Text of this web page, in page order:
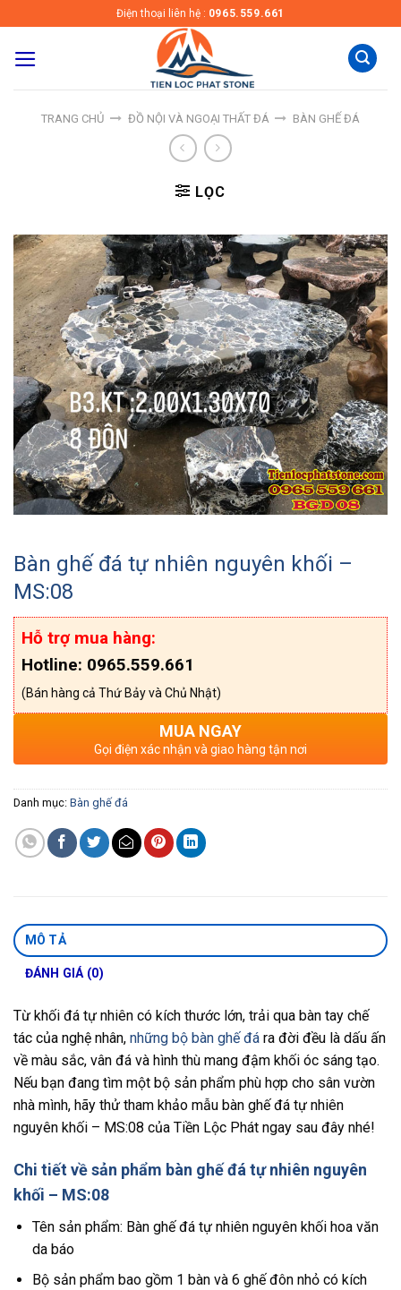
to
content
Điện thoại liên hệ : 0965.559.661
TRANG CHỦ ĐỒ NỘI VÀ NGOẠI THẤT ĐÁ BÀN GHẾ ĐÁ
LỌC
Bàn ghế đá tự nhiên nguyên khối –
MS:08
Hỗ trợ mua hàng:
Hotline: 0965.559.661
(Bán hàng cả Thứ Bảy và Chủ Nhật)
MUA NGAY
Gọi điện xác nhận và giao hàng tận nơi
Danh mục: Bàn ghế đá
MÔ TẢ
ĐÁNH GIÁ (0)
Từ khối đá tự nhiên có kích thước lớn, trải qua bàn tay chế
tác của nghệ nhân, những bộ bàn ghế đá ra đời đều là dấu ấn
về màu sắc, vân đá và hình thù mang đậm khối óc sáng tạo.
Nếu bạn đang tìm một bộ sản phẩm phù hợp cho sân vườn
nhà mình, hãy thử tham khảo mẫu bàn ghế đá tự nhiên
nguyên khối – MS:08 của Tiền Lộc Phát ngay sau đây nhé!
Chi tiết về sản phẩm bàn ghế đá tự nhiên nguyên
khối – MS:08
Tên sản phẩm: Bàn ghế đá tự nhiên nguyên khối hoa văn
da báo
Bộ sản phẩm bao gồm 1 bàn và 6 ghế đôn nhỏ có kích